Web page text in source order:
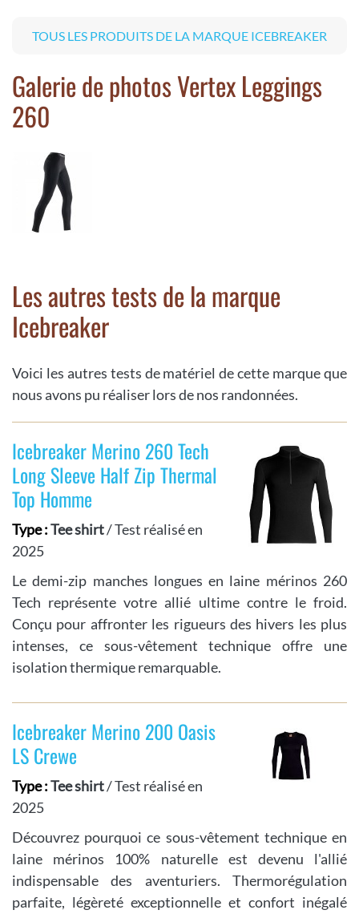
TOUS LES PRODUITS DE LA MARQUE ICEBREAKER
Galerie de photos Vertex Leggings
260
Les autres tests de la marque
Icebreaker
Voici les autres tests de matériel de cette marque que
nous avons pu réaliser lors de nos randonnées.
Icebreaker Merino 260 Tech
Long Sleeve Half Zip Thermal
Top Homme
Type :Tee shirt/ Test réalisé en
2025
Le demi-zip manches longues en laine mérinos 260
Tech représente votre allié ultime contre le froid.
Conçu pour affronter les rigueurs des hivers les plus
intenses, ce sous-vêtement technique offre une
isolation thermique remarquable.
Icebreaker Merino 200 Oasis
LS Crewe
Type :Tee shirt/ Test réalisé en
2025
Découvrez pourquoi ce sous-vêtement technique en
laine mérinos 100% naturelle est devenu l'allié
indispensable des aventuriers. Thermorégulation
parfaite, légèreté exceptionnelle et confort inégalé